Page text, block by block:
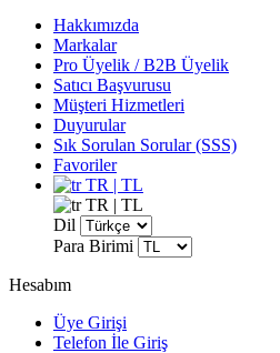
Hakkımızda
Markalar
Pro Üyelik / B2B Üyelik
Satıcı Başvurusu
Müşteri Hizmetleri
Duyurular
Sık Sorulan Sorular (SSS)
Favoriler
TR | TL
TR | TL
Dil
Para Birimi
Hesabım
Üye Girişi
Telefon İle Giriş